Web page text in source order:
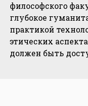
философского
глубокое
практикой
этических
должен быть